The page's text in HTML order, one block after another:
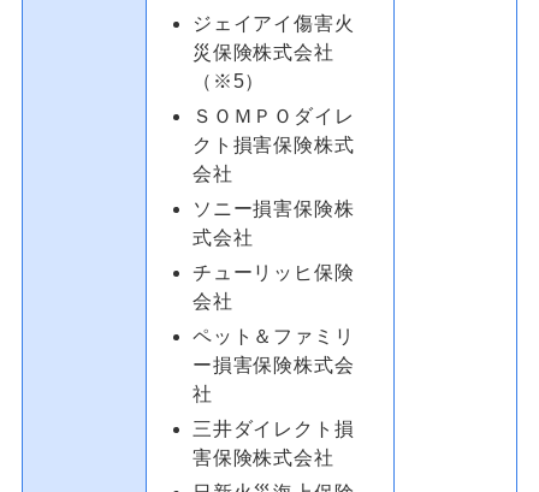
ジェイアイ傷害火
災保険株式会社
（※5）
ＳＯＭＰＯダイレ
クト損害保険株式
会社
ソニー損害保険株
式会社
チューリッヒ保険
会社
ペット＆ファミリ
ー損害保険株式会
社
三井ダイレクト損
害保険株式会社